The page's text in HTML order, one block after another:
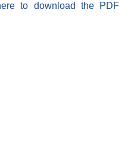
to download the PDF